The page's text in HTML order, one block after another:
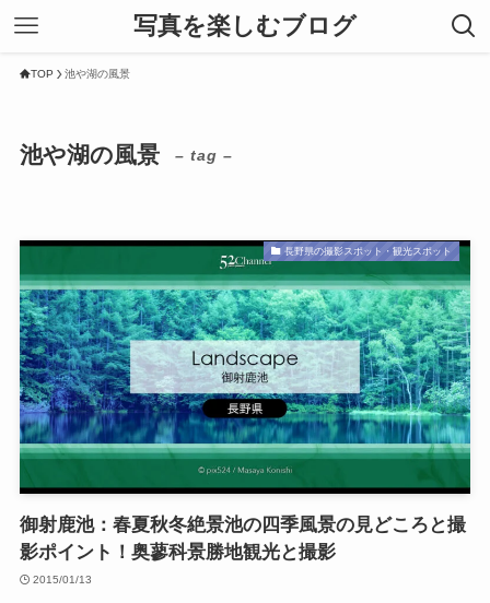
写真を楽しむブログ
TOP 池や湖の風景
池や湖の風景 – tag –
長野県の撮影スポット・観光スポット
御射鹿池：春夏秋冬絶景池の四季風景の見どころと撮
影ポイント！奥蓼科景勝地観光と撮影
2015/01/13